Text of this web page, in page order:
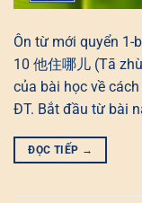
Ôn từ mới quyển 1-
10 他住哪儿 (Tā
của bài học về
ĐT. Bắt đầu từ bài
ĐỌC TIẾP →